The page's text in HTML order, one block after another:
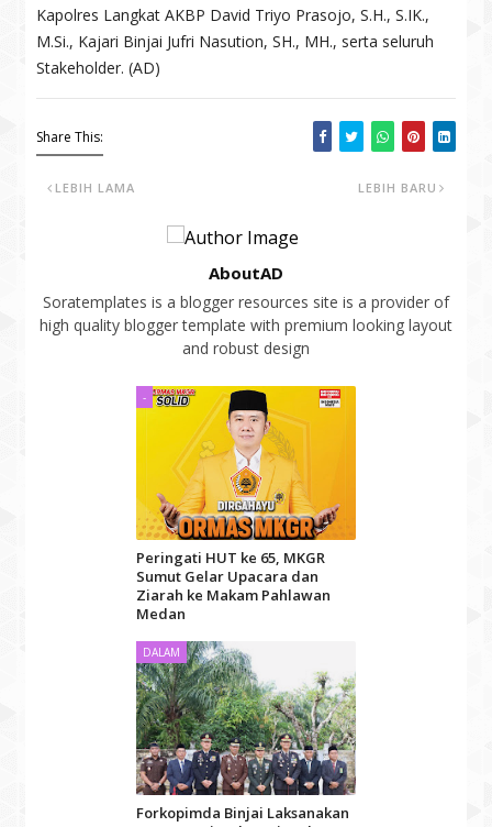
Kapolres Langkat AKBP David Triyo Prasojo, S.H., S.IK.,
M.Si., Kajari Binjai Jufri Nasution, SH., MH., serta seluruh
Stakeholder. (AD)
Share This:
LEBIH BARU
LEBIH LAMA
AboutAD
Soratemplates is a blogger resources site is a provider of
high quality blogger template with premium looking layout
and robust design
-
Peringati HUT ke 65, MKGR
Sumut Gelar Upacara dan
Ziarah ke Makam Pahlawan
Medan
DALAM
Forkopimda Binjai Laksanakan